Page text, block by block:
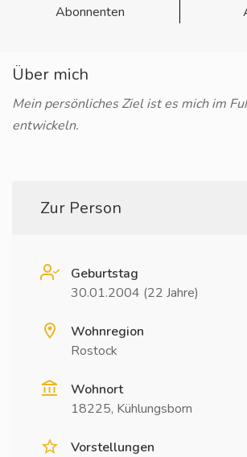
Abonnenten
Über mich
Mein persönliches Ziel ist es mich im
entwickeln.
Zur Person
Geburtstag
30.01.2004 (22 Jahre)
Wohnregion
Rostock
Wohnort
18225, Kühlungsborn
Vorstellungen